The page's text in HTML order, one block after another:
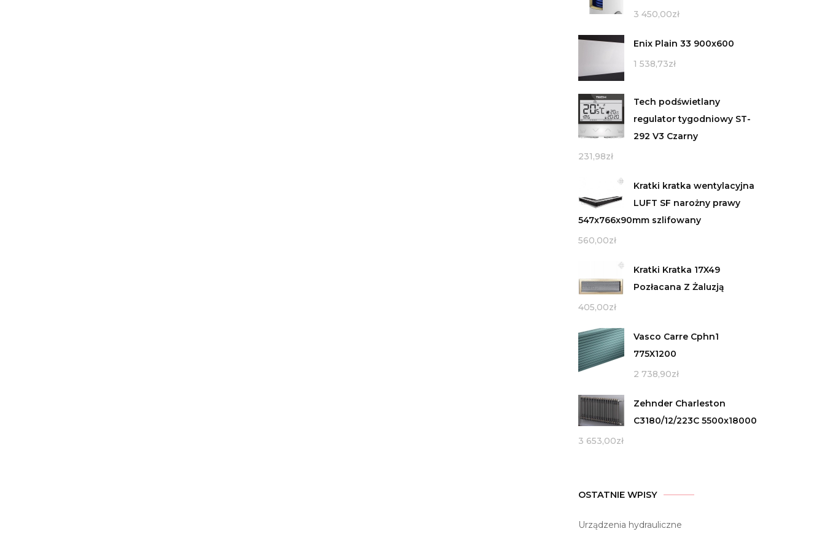
3 450,00zł
Enix Plain 33 900x600
1 538,73zł
Tech podświetlany
regulator tygodniowy ST-
292 V3 Czarny
231,98zł
Kratki kratka wentylacyjna
LUFT SF narożny prawy
547x766x90mm szlifowany
560,00zł
Kratki Kratka 17X49
Pozłacana Z Żaluzją
405,00zł
Vasco Carre Cphn1
775X1200
2 738,90zł
Zehnder Charleston
C3180/12/223C 5500x18000
3 653,00zł
OSTATNIE WPISY
Urządzenia hydrauliczne